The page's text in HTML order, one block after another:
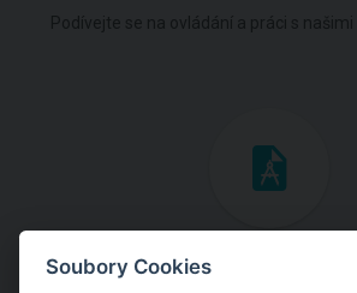
Inženýrské manuály
Soubory Cookies